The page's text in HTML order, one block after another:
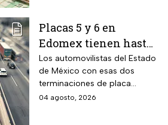
Placas 5 y 6 en
Edomex tienen hasta
el 31 de agosto 2026
para realizar la
verificación
vehicular o recibirán
Los automovilistas del Estado
de México con esas dos
terminaciones de placa
enfrentan el cierre de su
04 agosto, 2026